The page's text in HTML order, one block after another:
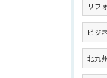
リフ
ビジ
北九